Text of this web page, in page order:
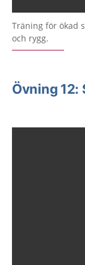
Träning för ökad
och rygg.
Övning 12: